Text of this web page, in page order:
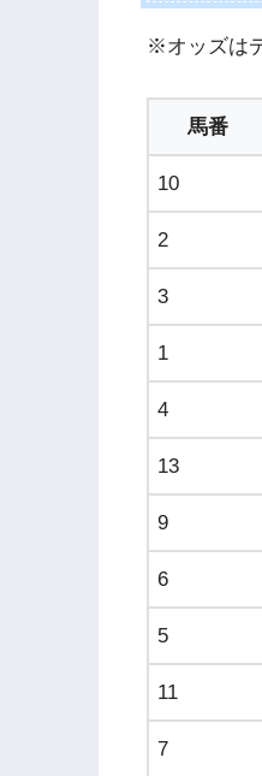
※オッズは
馬番
10
2
3
1
4
13
9
6
5
11
7